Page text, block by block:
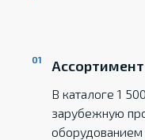
Ассортимент
В каталоге 1
зарубежную
оборудованием